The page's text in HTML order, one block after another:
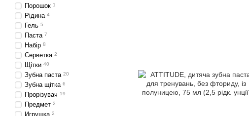
Порошок 1
Рідина 4
Гель 5
Паста 7
Набір 8
Серветка 2
Щітки 40
Зубна паста 20
Зубна щітка 6
Прорізувач 19
Предмет 2
Игрушка 2